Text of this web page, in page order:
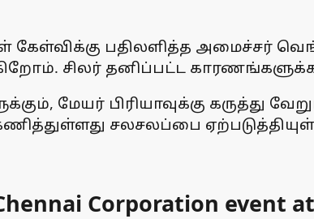
கேள்விக்கு பதிலளித்த அமைச்சர்
சிலர் தனிப்பட்ட
மேயர் பிரியாவுக்கு கருத்து
சலசலப்பை
Corporation event